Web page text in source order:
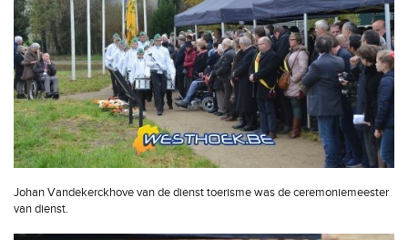
Johan Vandekerckhove van de dienst toerisme was de ceremoniemeester
van dienst.